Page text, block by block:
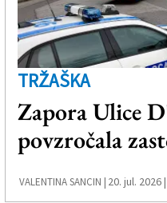
TRŽAŠKA
Zapora Ulice
povzročala
VALENTINA SANCIN | 20. jul. 2026